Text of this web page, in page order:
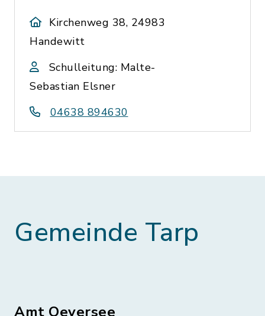
Kirchenweg 38, 24983
Handewitt
Schulleitung: Malte-
Sebastian Elsner
04638 894630
Gemeinde Tarp
Amt Oeversee